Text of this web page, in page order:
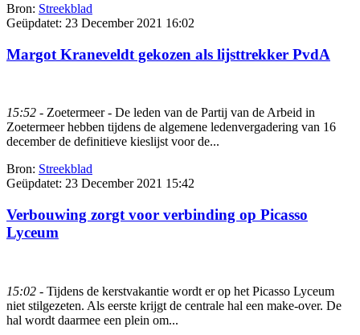
Bron: Streekblad
Geüpdatet: 23 December 2021 16:02
Margot Kraneveldt gekozen als lijsttrekker PvdA
15:52 - Zoetermeer - De leden van de Partij van de Arbeid in
Zoetermeer hebben tijdens de algemene ledenvergadering van 16
december de definitieve kieslijst voor de...
Bron: Streekblad
Geüpdatet: 23 December 2021 15:42
Verbouwing zorgt voor verbinding op Picasso
Lyceum
15:02 - Tijdens de kerstvakantie wordt er op het Picasso Lyceum
niet stilgezeten. Als eerste krijgt de centrale hal een make-over. De
hal wordt daarmee een plein om...